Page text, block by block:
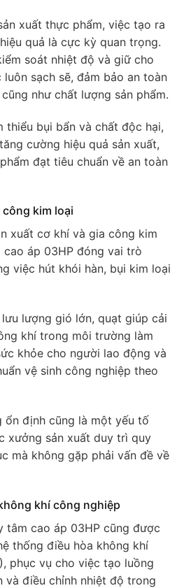
xuất thực phẩm, việc tạo ra
quả là cực kỳ quan trọng.
soát nhiệt độ và giữ cho
sạch sẽ, đảm bảo an toàn
như chất lượng sản phẩm.
thiểu bụi bẩn và chất độc hại,
cường hiệu quả sản xuất,
đạt tiêu chuẩn về an toàn
kim loại
xuất cơ khí và gia công kim
áp 03HP đóng vai trò
việc hút khói hàn, bụi kim loại
lượng gió lớn, quạt giúp cải
khí trong môi trường làm
khỏe cho người lao động và
vệ sinh công nghiệp theo
ổn định cũng là một yếu tố
xưởng sản xuất duy trì quy
mà không gặp phải vấn đề về
khí công nghiệp
tâm cao áp 03HP cũng được
thống điều hòa không khí
phục vụ cho việc tạo luồng
và điều chỉnh nhiệt độ trong